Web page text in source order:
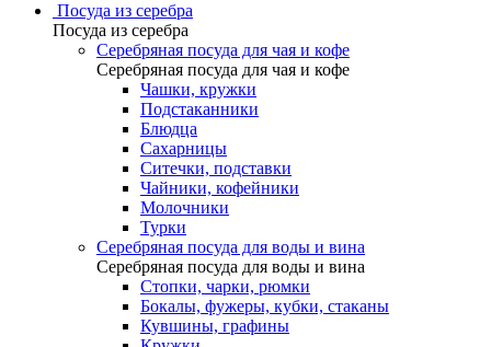
Посуда из серебра
Посуда из серебра
Серебряная посуда для чая и кофе
Серебряная посуда для чая и кофе
Чашки, кружки
Подстаканники
Блюдца
Сахарницы
Ситечки, подставки
Чайники, кофейники
Молочники
Турки
Серебряная посуда для воды и вина
Серебряная посуда для воды и вина
Стопки, чарки, рюмки
Бокалы, фужеры, кубки, стаканы
Кувшины, графины